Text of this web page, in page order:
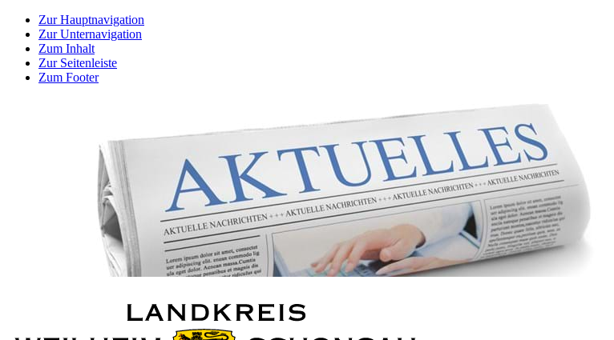
Zur Hauptnavigation
Zur Unternavigation
Zum Inhalt
Zur Seitenleiste
Zum Footer